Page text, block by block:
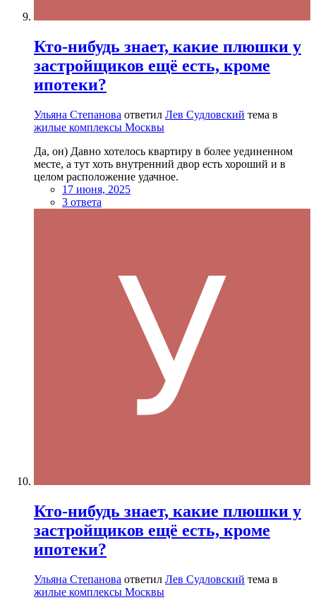
Кто-нибудь знает, какие плюшки у
застройщиков ещё есть, кроме
ипотеки?
Ульяна Степанова ответил Лев Судловский тема в
жилые комплексы Москвы
Да, он) Давно хотелось квартиру в более уединенном
месте, а тут хоть внутренний двор есть хороший и в
целом расположение удачное.
17 июня, 2025
3 ответа
Кто-нибудь знает, какие плюшки у
застройщиков ещё есть, кроме
ипотеки?
Ульяна Степанова ответил Лев Судловский тема в
жилые комплексы Москвы